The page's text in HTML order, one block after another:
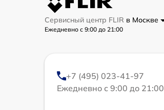
Сервисный центр FLIR в Москве
Ежедневно с 9:00 до 21:00
+7 (495) 023-41-97
Ежедневно с 9:00 до 21:00